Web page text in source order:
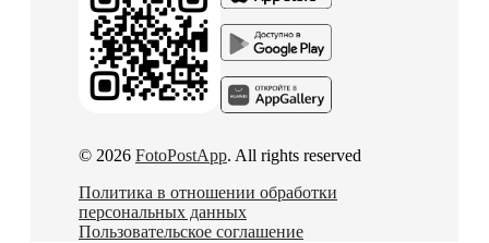
© 2026 FotoPostApp. All rights reserved
Политика в отношении обработки
персональных данных
Пользовательское соглашение